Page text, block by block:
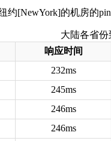
大陆各省份
响应时间
232ms
245ms
246ms
246ms